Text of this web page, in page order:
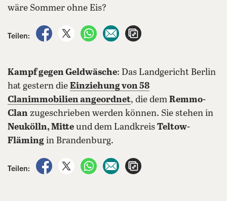
wäre Sommer ohne Eis?
Teilen:
auf Facebook teilen
auf X teilenper WhatsApp teilen
per E-Mail teilen
Kampf gegen Geldwäsche: Das Landgericht Berlin
hat gestern die Einziehung von 58
Clanimmobilienangeordnet, die dem Remmo-
Clan zugeschrieben werden können. Sie stehen in
Neukölln, Mitte und dem Landkreis Teltow-
Fläming in Brandenburg.
Teilen:
auf Facebook teilen
auf X teilenper WhatsApp teilen
per E-Mail teilen